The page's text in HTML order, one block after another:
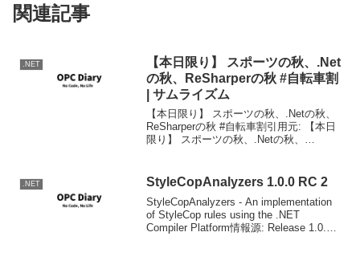
関連記事
.NET
【本日限り】 スポーツの秋、.Net
の秋、ReSharperの秋 #自転車割
| サムライズム
【本日限り】 スポーツの秋、.Netの秋、
ReSharperの秋 #自転車割引用元: 【本日
限り】 スポーツの秋、.Netの秋、
いので、R#も割...
.NET StyleCopAnalyzers 1.0.0 RC 2
StyleCopAnalyzers - An implementation
of StyleCop rules using the .NET
Compiler Platform情報源: Release 1.0.0